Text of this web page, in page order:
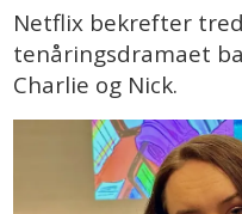
Netflix bekrefter
tenåringsdramaet
Charlie og Nick.